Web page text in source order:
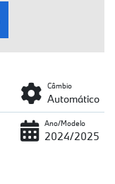
Câmbio
Automático
Ano/Modelo
2024/2025